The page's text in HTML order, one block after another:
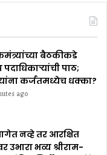
बैठकीकडे
पाठ;
कर्जतमध्येच धक्का?
ago
नव्हे तर आरक्षित
उभारा भव्य श्रीराम-